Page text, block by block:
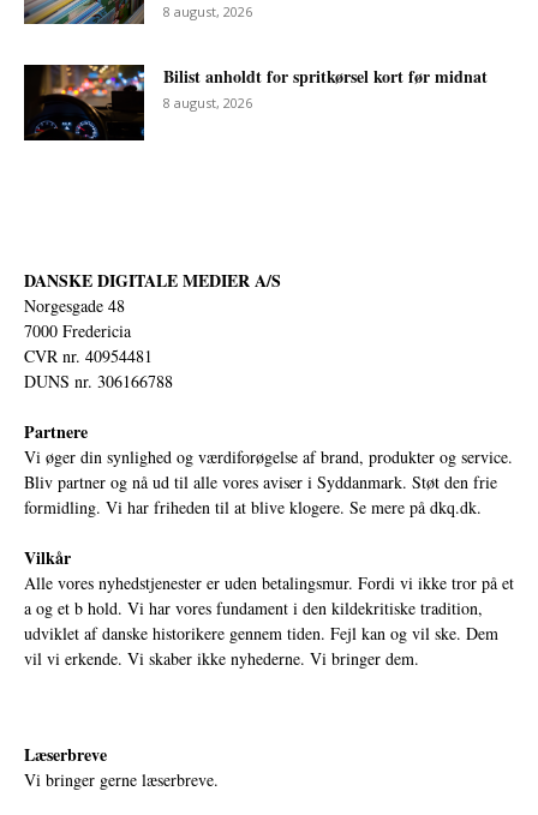
8 august, 2026
Bilist anholdt for spritkørsel kort før midnat
8 august, 2026
DANSKE DIGITALE MEDIER A/S
Norgesgade 48
7000 Fredericia
CVR nr. 40954481
DUNS nr. 306166788
Partnere
Vi øger din synlighed og værdiforøgelse af brand, produkter og service.
Bliv partner og nå ud til alle vores aviser i Syddanmark. Støt den frie
formidling. Vi har friheden til at blive klogere. Se mere på dkq.dk.
Vilkår
Alle vores nyhedstjenester er uden betalingsmur. Fordi vi ikke tror på et
a og et b hold. Vi har vores fundament i den kildekritiske tradition,
udviklet af danske historikere gennem tiden. Fejl kan og vil ske. Dem
vil vi erkende. Vi skaber ikke nyhederne. Vi bringer dem.
Læserbreve
Vi bringer gerne læserbreve.